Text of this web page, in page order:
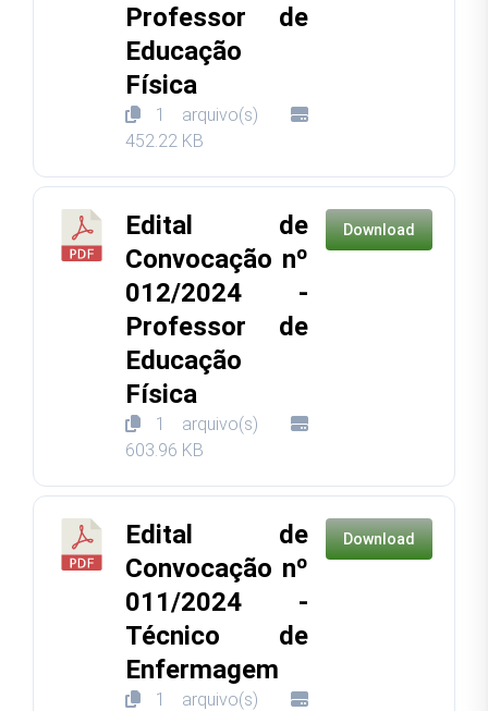
Professor de
Educação
Física
1 arquivo(s)
452.22 KB
Edital de
Convocação nº
012/2024 -
Professor de
Educação
Física
1 arquivo(s)
603.96 KB
Download
Edital de
Convocação nº
011/2024 -
Técnico de
Enfermagem
1 arquivo(s)
Download